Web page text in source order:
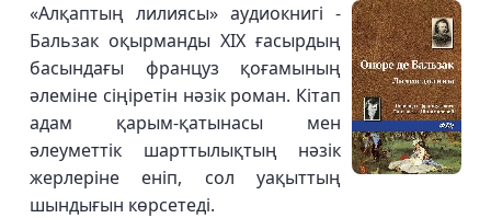
«Алқаптың лилиясы» аудиокнигі -
Бальзак оқырманды XIX ғасырдың
басындағы француз қоғамының
әлеміне сіңіретін нәзік роман. Кітап
адам қарым-қатынасы мен
әлеуметтік шарттылықтың нәзік
жерлеріне еніп, сол уақыттың
шындығын көрсетеді.